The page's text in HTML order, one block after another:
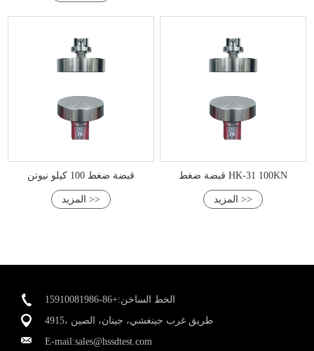
قبضة ضغط 100 كيلو نيوتن
المزيد >>
قبضة ضغط HK-31 100KN
المزيد >>
الخط الساخن:+86-15910081986
4915، طريق غرب جينغشي، جينان، الصين
E-mail:sales@hssdtest.com